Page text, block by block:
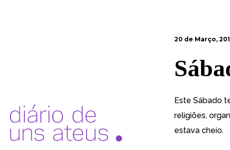
20 de Março,
Este Sábado
religiões,
estava cheio.